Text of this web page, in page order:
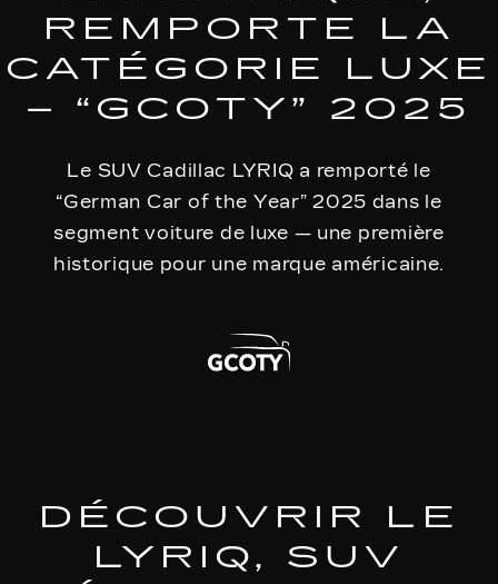
REMPORTE LA
CATÉGORIE LUXE
– “GCOTY” 2025
Le SUV Cadillac LYRIQ a remporté le
“German Car of the Year” 2025 dans le
segment voiture de luxe — une première
historique pour une marque américaine.
DÉCOUVRIR LE
LYRIQ, SUV